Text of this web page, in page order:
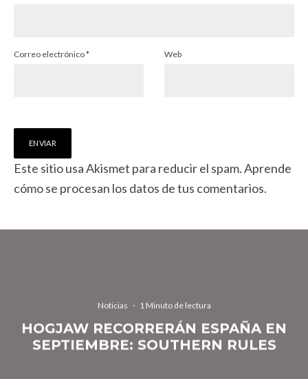
Correo electrónico* Web
Este sitio usa Akismet para reducir el spam.Aprende
cómo se procesan los datos de tus comentarios.
Noticias · 1 Minuto de lectura
HOGJAW RECORRERÁN ESPAÑA EN
SEPTIEMBRE: SOUTHERN RULES